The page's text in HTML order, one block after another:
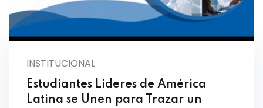
INSTITUCIONAL
Estudiantes Líderes de América
Latina se Unen para Trazar un